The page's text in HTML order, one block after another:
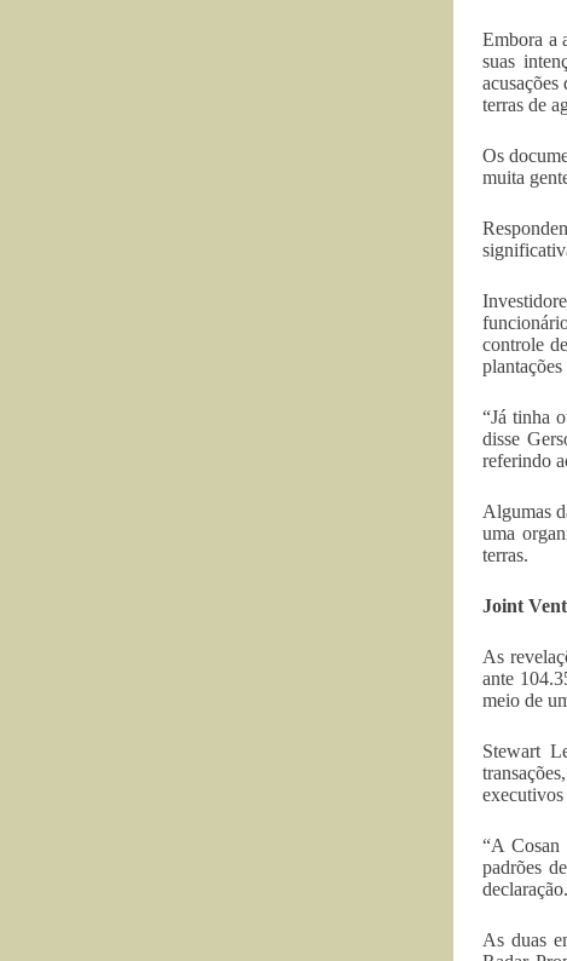
Embora a
suas
terras de
Os
muita
controle
“Já tinha
disse
referindo
Algumas
uma
terras.
Joint
As
ante
meio de
Stewart
“A Cosan
padrões
declaração.
As duas